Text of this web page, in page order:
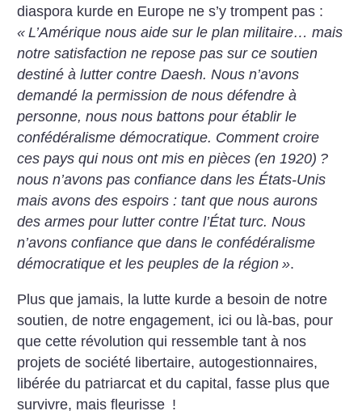
diaspora kurde en Europe ne s’y trompent pas :
« L’Amérique nous aide sur le plan militaire… mais
notre satisfaction ne repose pas sur ce soutien
destiné à lutter contre Daesh. Nous n’avons
demandé la permission de nous défendre à
personne, nous nous battons pour établir le
confédéralisme démocratique. Comment croire
ces pays qui nous ont mis en pièces (en 1920) ?
nous n’avons pas confiance dans les États-Unis
mais avons des espoirs : tant que nous aurons
des armes pour lutter contre l’État turc. Nous
n’avons confiance que dans le confédéralisme
démocratique et les peuples de la région ».
Plus que jamais, la lutte kurde a besoin de notre
soutien, de notre engagement, ici ou là-bas, pour
que cette révolution qui ressemble tant à nos
projets de société libertaire, autogestionnaires,
libérée du patriarcat et du capital, fasse plus que
survivre, mais fleurisse !